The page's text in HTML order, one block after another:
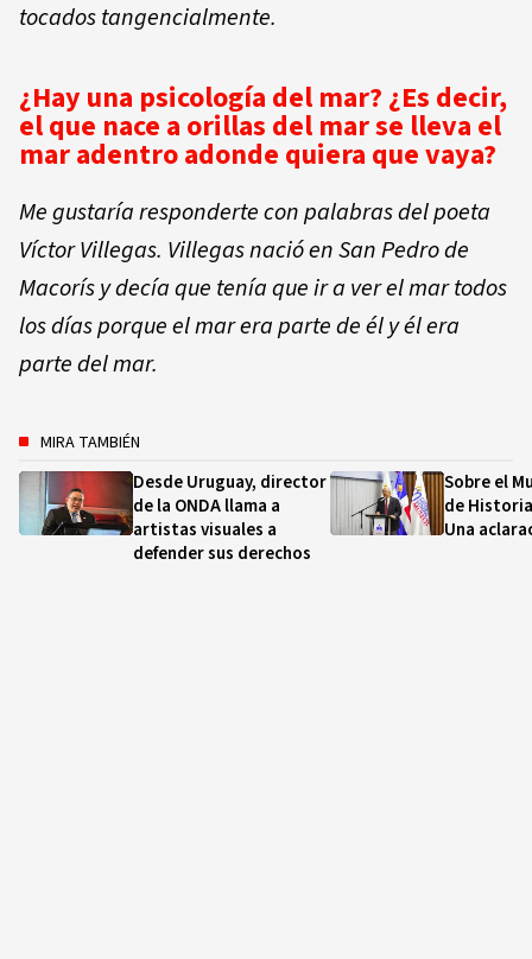
tocados tangencialmente.
¿Hay una psicología del mar? ¿Es decir,
el que nace a orillas del mar se lleva el
mar adentro adonde quiera que vaya?
Me gustaría responderte con palabras del poeta
Víctor Villegas. Villegas nació en San Pedro de
Macorís y decía que tenía que ir a ver el mar todos
los días porque el mar era parte de él y él era
parte del mar.
MIRA TAMBIÉN
Desde Uruguay, director
de la ONDA llama a
artistas visuales a
defender sus derechos
Sobre el
de
Una